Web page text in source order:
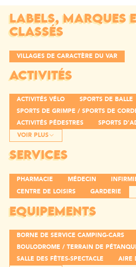
LABELS, MARQUES
CLASSÉS
VILLAGES DE CARACTÈRE DU VAR
ACTIVITÉS
ACTIVITÉS VÉLO
SPORTS DE BALLE
SPORTS DE GRIMPE / SPORTS DE
ACTIVITÉS PÉDESTRES
SPORTS
VOIR PLUS
SERVICES
PHARMACIE MÉDECIN
CENTRE DE LOISIRS
GARDERIE
EQUIPEMENTS
BORNE DE SERVICE CAMPING-CARS
BOULODROME / TERRAIN DE
SALLE DES FÊTES-SPECTACLE
AIRE